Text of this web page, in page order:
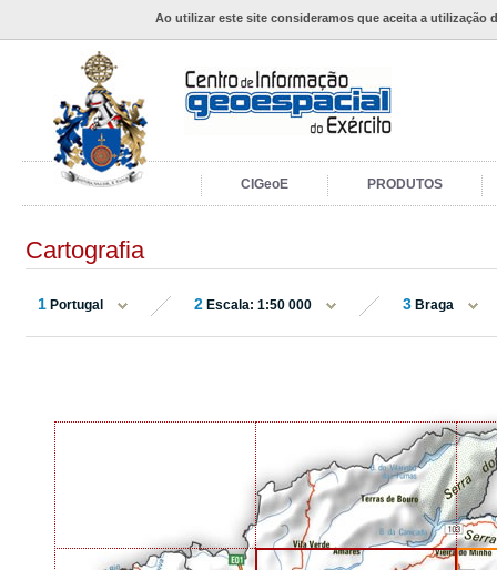
Ao utilizar este site consideramos que aceita a utilização
CIGeoE PRODUTOS
Cartografia
1 Portugal 2 Escala: 1:50 000 3 Braga